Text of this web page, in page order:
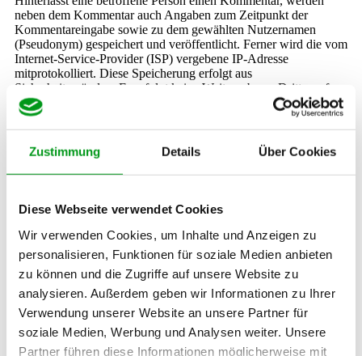
Zustimmung Details Über Cookies
Diese Webseite verwendet Cookies
Wir verwenden Cookies, um Inhalte und Anzeigen zu
personalisieren, Funktionen für soziale Medien anbieten
zu können und die Zugriffe auf unsere Website zu
analysieren. Außerdem geben wir Informationen zu Ihrer
Verwendung unserer Website an unsere Partner für
soziale Medien, Werbung und Analysen weiter. Unsere
Partner führen diese Informationen möglicherweise mit
neben dem Kommentar auch Angaben zum Zeitpunkt der
Kommentareingabe sowie zu dem gewählten Nutzernamen
(Pseudonym) gespeichert und veröffentlicht. Ferner wird die vom
Internet-Service-Provider (ISP) vergebene IP-Adresse
mitprotokolliert. Diese Speicherung erfolgt aus
Sicherheitsgründen. Es erfolgt keine Weitergabe an Dritte, sofern
dies nicht gesetzlich vorgeschrieben ist.
6. Routinemäßige Löschung und Sperrung von
personenbezogenen Daten
Speicherungszwecks erforderlich ist oder sofern dies gesetzlich
Speicherfrist ab, werden die Daten routinemäßig und
entsprechend den gesetzlichen Vorschriften gesperrt oder
gelöscht.
7. Rechte der betroffenen Person
a) Recht auf Bestätigung: Sie haben das Recht, eine
Bestätigung darüber zu verlangen, ob sie betreffende